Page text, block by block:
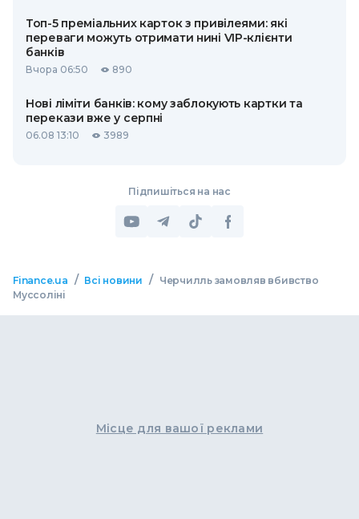
Топ-5 преміальних карток з привілеями: які
переваги можуть отримати нині VIP-клієнти
банків
Вчора 06:50 890
Нові ліміти банків: кому заблокують картки та
перекази вже у серпні
06.08 13:10 3989
Підпишіться на нас
Finance.ua / Всі новини /
Черчилль замовляв вбивство
Муссоліні
Місце для вашої реклами